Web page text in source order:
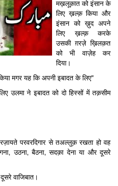
मख़लूक़ात को इंसान के
लिए ख़ल्क़ किया और
इंसान को ख़ुद अपने
लिए ख़ल्क़ करके
उसकी ग़रज़े ख़िलक़त
को भी वाज़ेह कर
दिया।
मगर यह कि अपनी इबादत के लिए"
उलमा ने इबादत को दो हिस्सों में तक़सीम
परवरदिगार से तअल्लुक़ रखता हो वह
उठना, बैठना, सदक़ा देना या और दूसरे
वाजिबात।